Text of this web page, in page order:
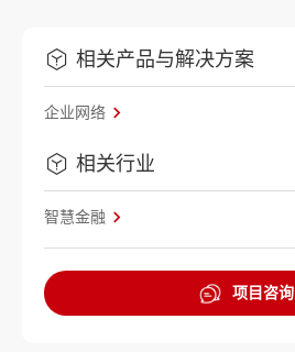
相关产品与解决方案
企业网络
相关行业
智慧金融
项目咨询